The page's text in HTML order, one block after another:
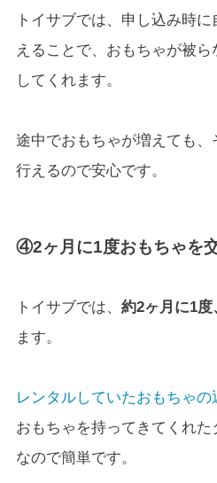
トイサブでは、申し込み時
えることで、おもちゃが被
してくれます。
途中でおもちゃが増えても、
行えるので安心です。
④2ヶ月に1度おもちゃを
トイサブでは、 約2ヶ月に1
ます。
レンタルしていたおもちゃの
おもちゃを持ってきてくれ
なので簡単です。